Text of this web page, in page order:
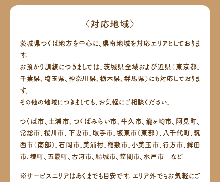
〈対応地域〉
茨城県つくば地方を中心に、県南地域を対応エリアとしておりま
す。
お預かり訓練につきましては、茨城県全域および近県（東京都、
千葉県、埼玉県、神奈川県、栃木県、群馬県）にも対応しておりま
す。
その他の地域につきましても、お気軽にご相談ください。
つくば市、土浦市、つくばみらい市、牛久市、龍ヶ崎市、阿見町、
常総市、桜川市、下妻市、取手市、坂東市（東部）、八千代町、筑
西市（南部）、石岡市、美浦村、稲敷市、小美玉市、行方市、鉾田
市、境町、五霞町、古河市、結城市、笠間市、水戸市 など
※サービスエリアはあくまでも目安です。エリア外でもお気軽にご